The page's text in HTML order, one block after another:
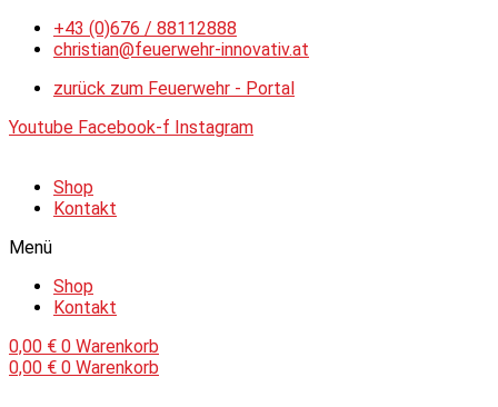
Zum
Inhalt
+43 (0)676 / 88112888
christian@feuerwehr-innovativ.at
zurück zum Feuerwehr - Portal
Youtube Facebook-f Instagram
Shop
Kontakt
Menü
Shop
Kontakt
0,00 € 0 Warenkorb
0,00 € 0 Warenkorb